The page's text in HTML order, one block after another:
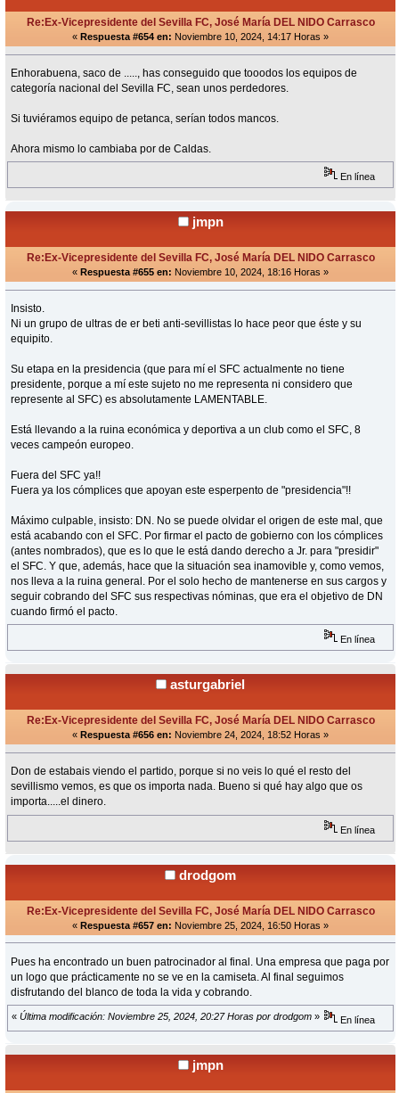
Re:Ex-Vicepresidente del Sevilla FC, José María DEL NIDO Carrasco
« Respuesta #654 en: Noviembre 10, 2024, 14:17 Horas »
Enhorabuena, saco de ....., has conseguido que tooodos los equipos de
categoría nacional del Sevilla FC, sean unos perdedores.
Si tuviéramos equipo de petanca, serían todos mancos.
Ahora mismo lo cambiaba por de Caldas.
En línea
jmpn
Re:Ex-Vicepresidente del Sevilla FC, José María DEL NIDO Carrasco
« Respuesta #655 en: Noviembre 10, 2024, 18:16 Horas »
Insisto.
Ni un grupo de ultras de er beti anti-sevillistas lo hace peor que éste y su
equipito.
Su etapa en la presidencia (que para mí el SFC actualmente no tiene
presidente, porque a mí este sujeto no me representa ni considero que
represente al SFC) es absolutamente LAMENTABLE.
Está llevando a la ruina económica y deportiva a un club como el SFC, 8
veces campeón europeo.
Fuera del SFC ya!!
Fuera ya los cómplices que apoyan este esperpento de "presidencia"!!
Máximo culpable, insisto: DN. No se puede olvidar el origen de este mal, que
está acabando con el SFC. Por firmar el pacto de gobierno con los cómplices
(antes nombrados), que es lo que le está dando derecho a Jr. para "presidir"
el SFC. Y que, además, hace que la situación sea inamovible y, como vemos,
nos lleva a la ruina general. Por el solo hecho de mantenerse en sus cargos y
seguir cobrando del SFC sus respectivas nóminas, que era el objetivo de DN
cuando firmó el pacto.
En línea
asturgabriel
Re:Ex-Vicepresidente del Sevilla FC, José María DEL NIDO Carrasco
« Respuesta #656 en: Noviembre 24, 2024, 18:52 Horas »
Don de estabais viendo el partido, porque si no veis lo qué el resto del
sevillismo vemos, es que os importa nada. Bueno si qué hay algo que os
importa.....el dinero.
En línea
drodgom
Re:Ex-Vicepresidente del Sevilla FC, José María DEL NIDO Carrasco
« Respuesta #657 en: Noviembre 25, 2024, 16:50 Horas »
Pues ha encontrado un buen patrocinador al final. Una empresa que paga por
un logo que prácticamente no se ve en la camiseta. Al final seguimos
disfrutando del blanco de toda la vida y cobrando.
« Última modificación: Noviembre 25, 2024, 20:27 Horas por drodgom » En línea
jmpn